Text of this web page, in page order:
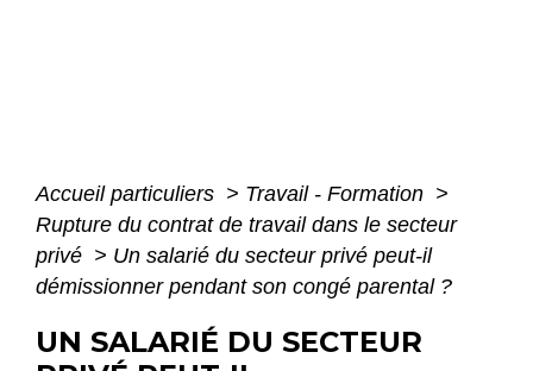
Accueil particuliers > Travail - Formation >
Rupture du contrat de travail dans le secteur
privé > Un salarié du secteur privé peut-il
démissionner pendant son congé parental ?
UN SALARIÉ DU SECTEUR